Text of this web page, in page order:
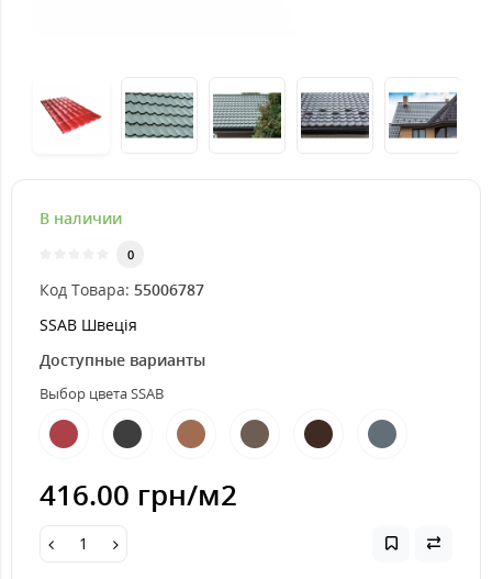
В наличии
0
Код Товара: 55006787
SSAB Швеція
Доступные варианты
Выбор цвета SSAB
416.00 грн/м2